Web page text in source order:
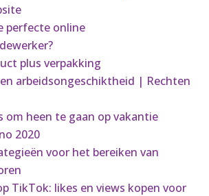
perfecte online
plus verpakking
arbeidsongeschiktheid | Rechten
om heen te gaan op vakantie
2020
voor het bereiken van
TikTok: likes en views kopen voor